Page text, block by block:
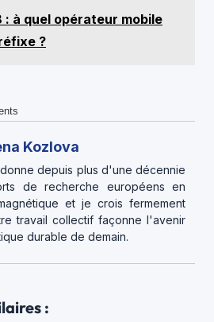
: à quel opérateur mobile
?
Kozlova
depuis plus d'une décennie
de recherche européens en
et je crois fermement
travail collectif façonne l'avenir
durable de demain.
: